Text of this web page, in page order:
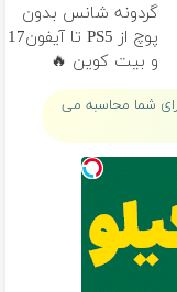
گردونه شانس بدون
پوچ از PS5 تا آیفون17
و بیت کوین 🔥
شما محاسبه می